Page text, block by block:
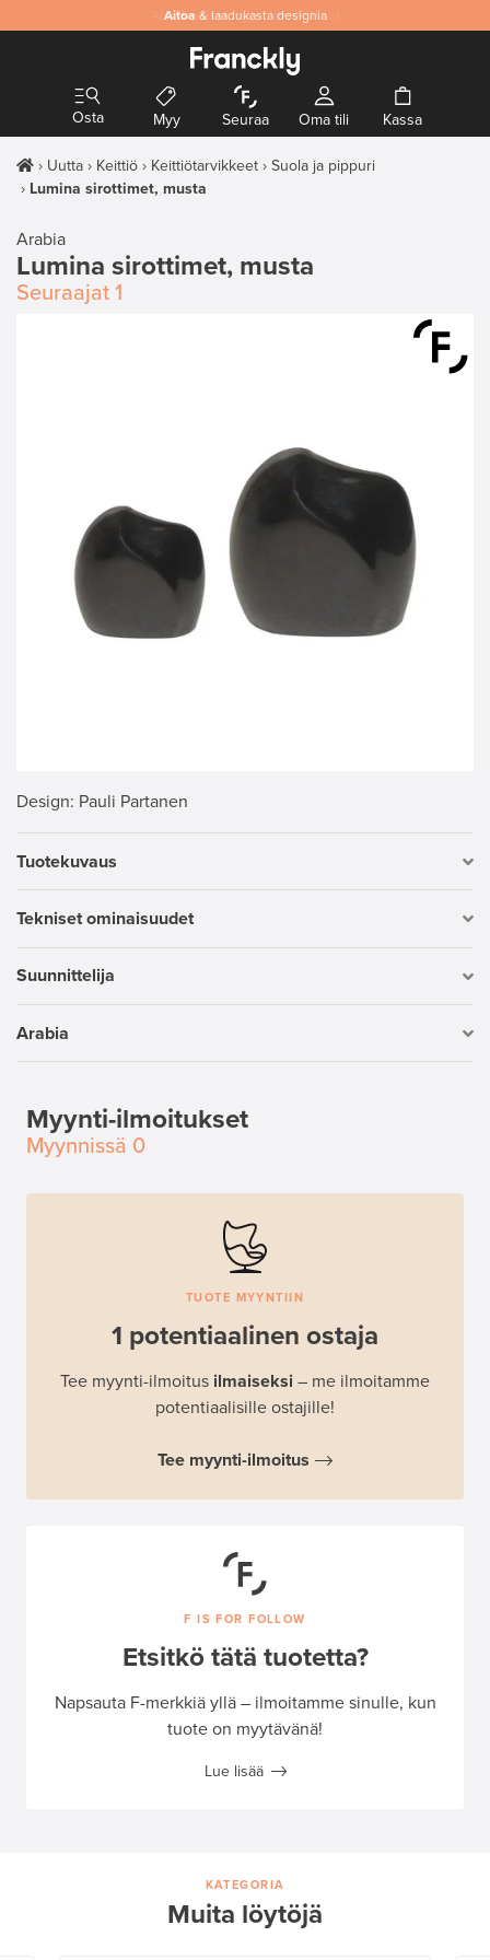
Aitoa & laadukasta designia
Osta Myy Seuraa Oma tili Kassa
Uutta Keittiö Keittiötarvikkeet
Suola ja pippuri
Lumina sirottimet, musta
Arabia
Lumina sirottimet, musta
Seuraajat 1
Design: Pauli Partanen
Tuotekuvaus
Tekniset ominaisuudet
Suunnittelija
Arabia
Myynti-ilmoitukset
Myynnissä 0
TUOTE MYYNTIIN
1 potentiaalinen ostaja
Tee myynti-ilmoitus ilmaiseksi – me ilmoitamme
potentiaalisille ostajille!
Tee myynti-ilmoitus
F IS FOR FOLLOW
Etsitkö tätä tuotetta?
Napsauta F-merkkiä yllä – ilmoitamme sinulle, kun
tuote on myytävänä!
Lue lisää
KATEGORIA
Muita löytöjä